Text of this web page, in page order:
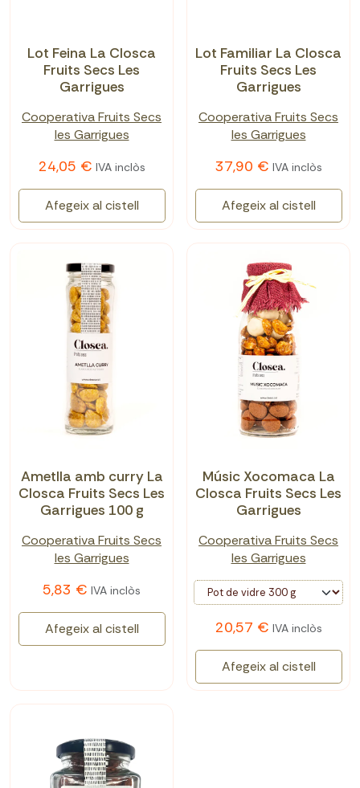
Lot Feina La Closca
Fruits Secs Les
Garrigues
Cooperativa Fruits Secs
les Garrigues
24,05 € IVA inclòs
Afegeix al cistell
Lot Familiar La Closca
Fruits Secs Les
Garrigues
Cooperativa Fruits Secs
les Garrigues
37,90 € IVA inclòs
Afegeix al cistell
Ametlla amb curry La
Closca Fruits Secs Les
Garrigues 100 g
Cooperativa Fruits Secs
les Garrigues
5,83 € IVA inclòs
Afegeix al cistell
Músic Xocomaca La
Closca Fruits Secs Les
Garrigues
Cooperativa Fruits Secs
les Garrigues
20,57 € IVA inclòs
Afegeix al cistell